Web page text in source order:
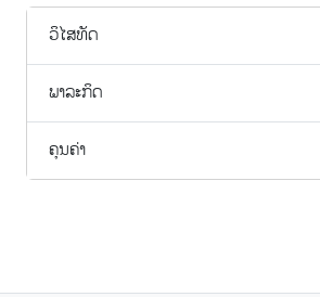
ວິໄສທັດ
ພາລະກິດ
ຄຸນຄ່າ